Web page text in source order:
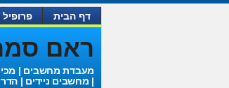
דף הבית
ראם
מעבדת מחשבים |
| מחשבים ניידים |